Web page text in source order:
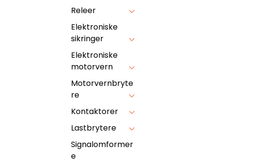
Releer
Elektroniske
sikringer
Elektroniske
motorvern
Motorvernbryte
re
Kontaktorer
Lastbrytere
Signalomformer
e